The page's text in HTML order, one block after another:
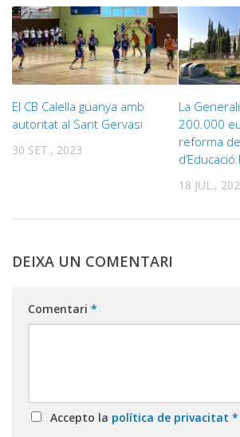
El CB Calella guanya amb
autoritat al Sant Gervasi
30 SET., 2023
La
200.000
reforma
18 JUL.,
DEIXA UN COMENTARI
Comentari *
Accepto la política de privacitat *